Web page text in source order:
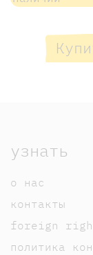
узнать
о нас
контакты
foreign
политика